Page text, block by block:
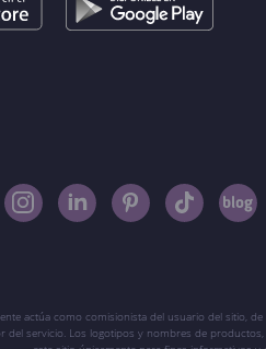
actúa como comisionista del usuario del sitio,
del servicio. Los logotipos y nombres de